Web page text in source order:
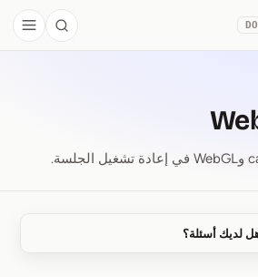
Search
لديك أسئلة؟